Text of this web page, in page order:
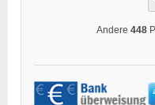
Andere 448